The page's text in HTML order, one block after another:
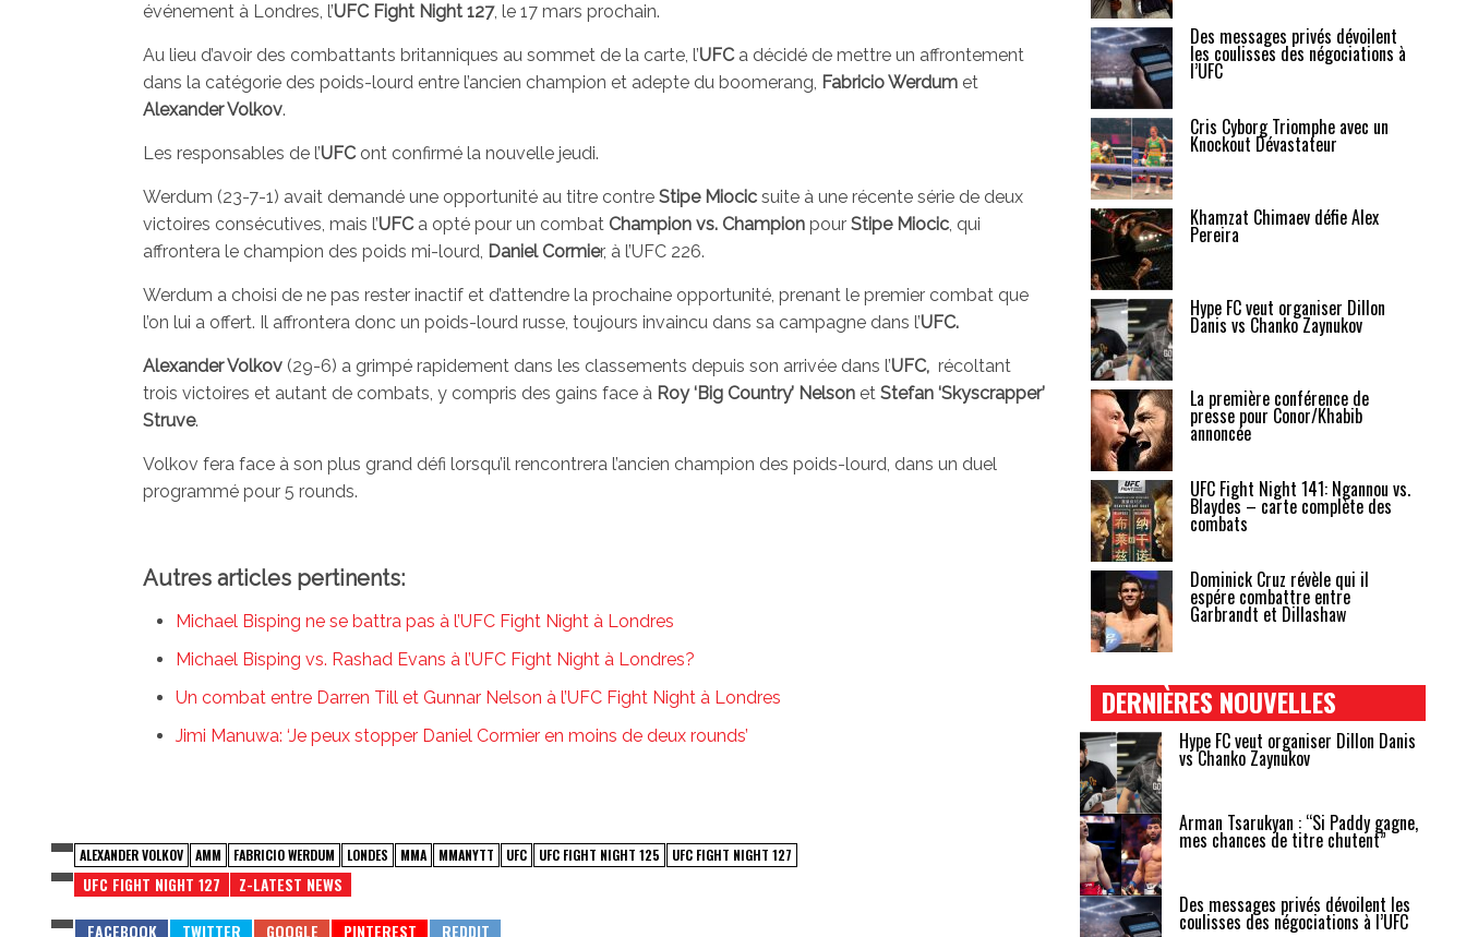
événement à Londres, l’UFC Fight Night 127, le 17 mars prochain.
Au lieu d’avoir des combattants britanniques au sommet de la carte, l’UFC a décidé de mettre un affrontement
dans la catégorie des poids-lourd entre l’ancien champion et adepte du boomerang, Fabricio Werdum et
Alexander Volkov.
Les responsables de l’UFC ont confirmé la nouvelle jeudi.
Werdum (23-7-1) avait demandé une opportunité au titre contre Stipe Miocic suite à une récente série de deux
victoires consécutives, mais l’UFC a opté pour un combat Champion vs. Champion pour Stipe Miocic, qui
affrontera le champion des poids mi-lourd, Daniel Cormier, à l’UFC 226.
Werdum a choisi de ne pas rester inactif et d’attendre la prochaine opportunité, prenant le premier combat que
l’on lui a offert. Il affrontera donc un poids-lourd russe, toujours invaincu dans sa campagne dans l’UFC.
Alexander Volkov (29-6) a grimpé rapidement dans les classements depuis son arrivée dans l’UFC, récoltant
trois victoires et autant de combats, y compris des gains face à Roy ‘Big Country’ Nelson et Stefan ‘Skyscrapper’
Struve.
Volkov fera face à son plus grand défi lorsqu’il rencontrera l’ancien champion des poids-lourd, dans un duel
programmé pour 5 rounds.
Autres articles pertinents:
Michael Bisping ne se battra pas à l’UFC Fight Night à Londres
Michael Bisping vs. Rashad Evans à l’UFC Fight Night à Londres?
Un combat entre Darren Till et Gunnar Nelson à l’UFC Fight Night à Londres
Jimi Manuwa: ‘Je peux stopper Daniel Cormier en moins de deux rounds’
ALEXANDER VOLKOV AMM FABRICIO WERDUM LONDES MMA MMANYTT UFC UFC FIGHT NIGHT 125 UFC FIGHT NIGHT 127
UFC FIGHT NIGHT 127 Z-LATEST NEWS
Des messages privés dévoilent
les coulisses des négociations à
l’UFC
Cris Cyborg Triomphe avec un
Knockout Dévastateur
Khamzat Chimaev défie Alex
Pereira
Hype FC veut organiser Dillon
Danis vs Chanko Zaynukov
La première conférence de
presse pour Conor/Khabib
annoncée
UFC Fight Night 141: Ngannou vs.
Blaydes – carte complète des
combats
Dominick Cruz révèle qui il
espére combattre entre
Garbrandt et Dillashaw
DERNIÈRES NOUVELLES
Hype FC veut organiser Dillon Danis
vs Chanko Zaynukov
Arman Tsarukyan : “Si Paddy gagne,
mes chances de titre chutent”
Des messages privés dévoilent les
coulisses des négociations à l’UFC